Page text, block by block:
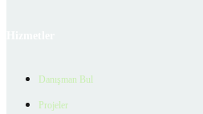
Danışman Bul
Projeler